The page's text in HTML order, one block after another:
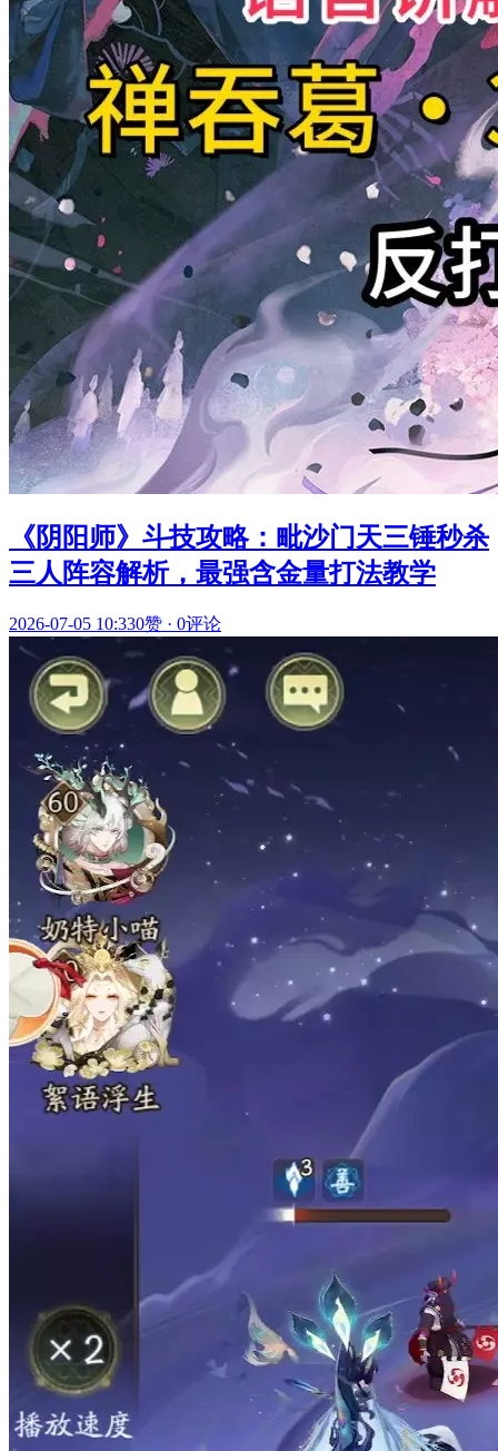
《阴阳师》斗技攻略：毗沙门天三锤秒杀
三人阵容解析，最强含金量打法教学
2026-07-05 10:330赞 · 0评论